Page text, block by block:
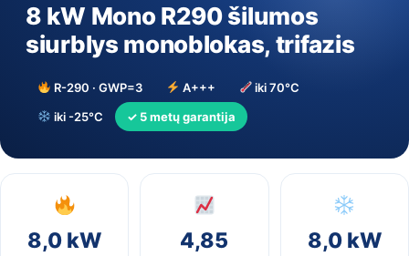
8 kW Mono R290 šilumos
siurblys monoblokas, trifazis
R-290 · GWP=3 A+++
iki 70°C
iki -25°C
✓ 5 metų garantija
8,0 kW 4,85 8,0 kW